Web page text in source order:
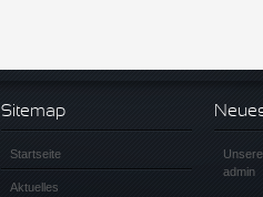
Sitemap
Startseite
Aktuelles
admin